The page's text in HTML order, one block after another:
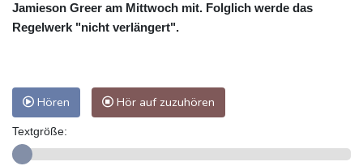
Jamieson Greer am Mittwoch mit. Folglich werde das
Regelwerk "nicht verlängert".
Hören Hör auf zuzuhören
Textgröße: